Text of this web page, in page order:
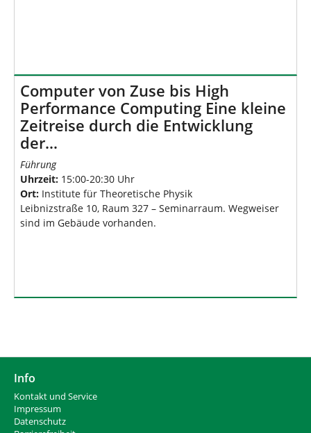
Computer von Zuse bis High
Performance Computing Eine kleine
Zeitreise durch die Entwicklung
der…
Führung
Uhrzeit: 15:00-20:30 Uhr
Ort: Institute für Theoretische Physik
Leibnizstraße 10, Raum 327 – Seminarraum. Wegweiser
sind im Gebäude vorhanden.
Info
Kontakt und Service
Impressum
Datenschutz